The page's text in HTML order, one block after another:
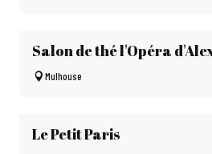
Salon de thé l'Opéra
Mulhouse
Le Petit Paris